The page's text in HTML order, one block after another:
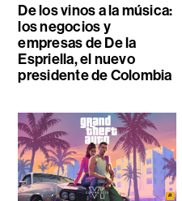
De los vinos a la música:
los negocios y
empresas de De la
Espriella, el nuevo
presidente de Colombia